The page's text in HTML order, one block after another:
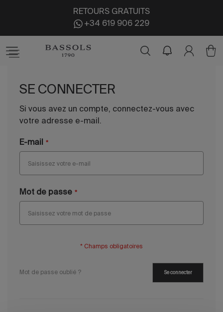
RETOURS GRATUITS
+34 619 906 229
SE CONNECTER
Si vous avez un compte, connectez-vous avec
votre adresse e-mail.
E-mail
Mot de passe
Mot de passe oublié ? Se connecter